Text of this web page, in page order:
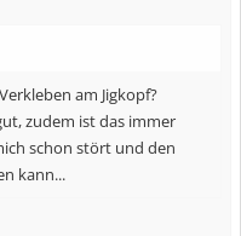
am Jigkopf?
zudem ist das immer
schon stört und den
kann...